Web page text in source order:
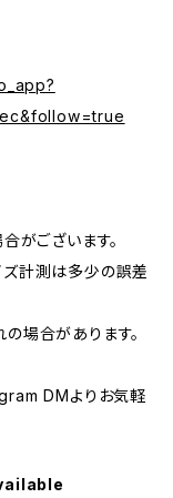
がございます。
ズ計測は多少の誤差
場合があります。
DMよりお気軽